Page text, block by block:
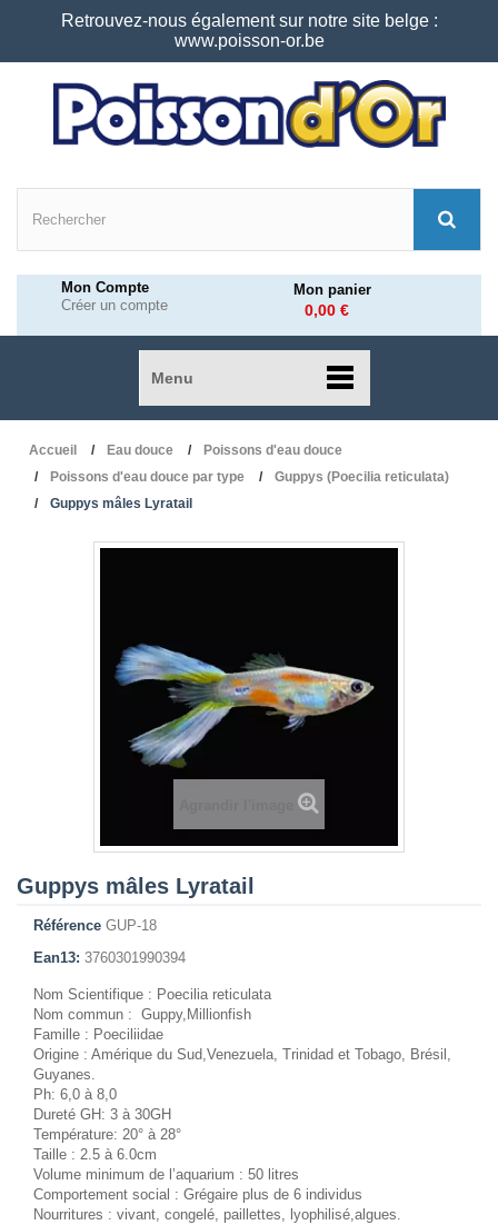
Retrouvez-nous également sur notre site belge :
www.poisson-or.be
Mon Compte
Créer un compte
Mon panier
0,00 €
Menu
Accueil Eau douce
Poissons d'eau douce
Poissons d'eau douce par type
Guppys (Poecilia reticulata)
Guppys mâles Lyratail
Guppys mâles Lyratail
Référence GUP-18
Ean13: 3760301990394
Nom Scientifique : Poecilia reticulata
Nom commun : Guppy,Millionfish
Famille : Poeciliidae
Origine : Amérique du Sud,Venezuela, Trinidad et Tobago, Brésil,
Guyanes.
Ph: 6,0 à 8,0
Dureté GH: 3 à 30GH
Température: 20° à 28°
Taille : 2.5 à 6.0cm
Volume minimum de l’aquarium : 50 litres
Comportement social : Grégaire plus de 6 individus
Nourritures : vivant, congelé, paillettes, lyophilisé,algues.